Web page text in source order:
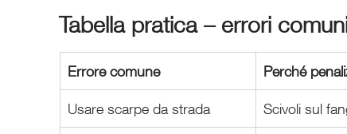
Tabella pratica – errori
Errore comune Perché
Usare scarpe da strada Scivoli sul